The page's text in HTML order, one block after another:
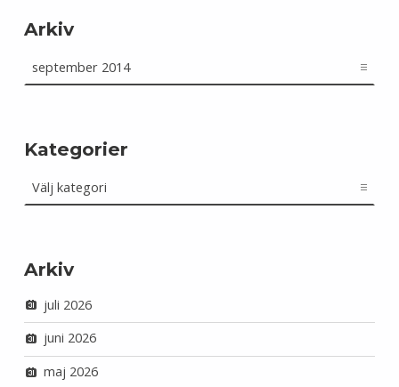
Arkiv
Kategorier
Arkiv
juli 2026
juni 2026
maj 2026